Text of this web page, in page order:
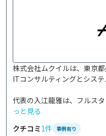
株式会社ムクイルは、東京
ITコンサルティングとシステ
代表の入江龍雅は、フルス
っと見る
クチコミ1件 事例有り